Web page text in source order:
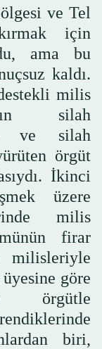
ve Tel
için
ama bu
kaldı.
milis
silah
ve silah
örgüt
İkinci
üzere
milis
firar
milisleriyle
göre
örgütle
biri,